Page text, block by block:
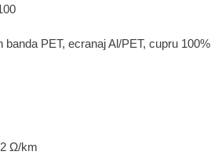
PET, ecranaj Al/PET, cupru 100%
Ω/km